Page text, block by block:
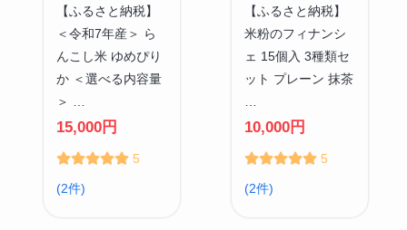
【ふるさと納税】
＜令和7年産＞ ら
んこし米 ゆめぴり
か ＜選べる内容量
＞ …
15,000円
5
(2件)
【ふるさと納税】
米粉のフィナンシ
ェ 15個入 3種類セ
ット プレーン 抹茶
10,000円
5
(2件)